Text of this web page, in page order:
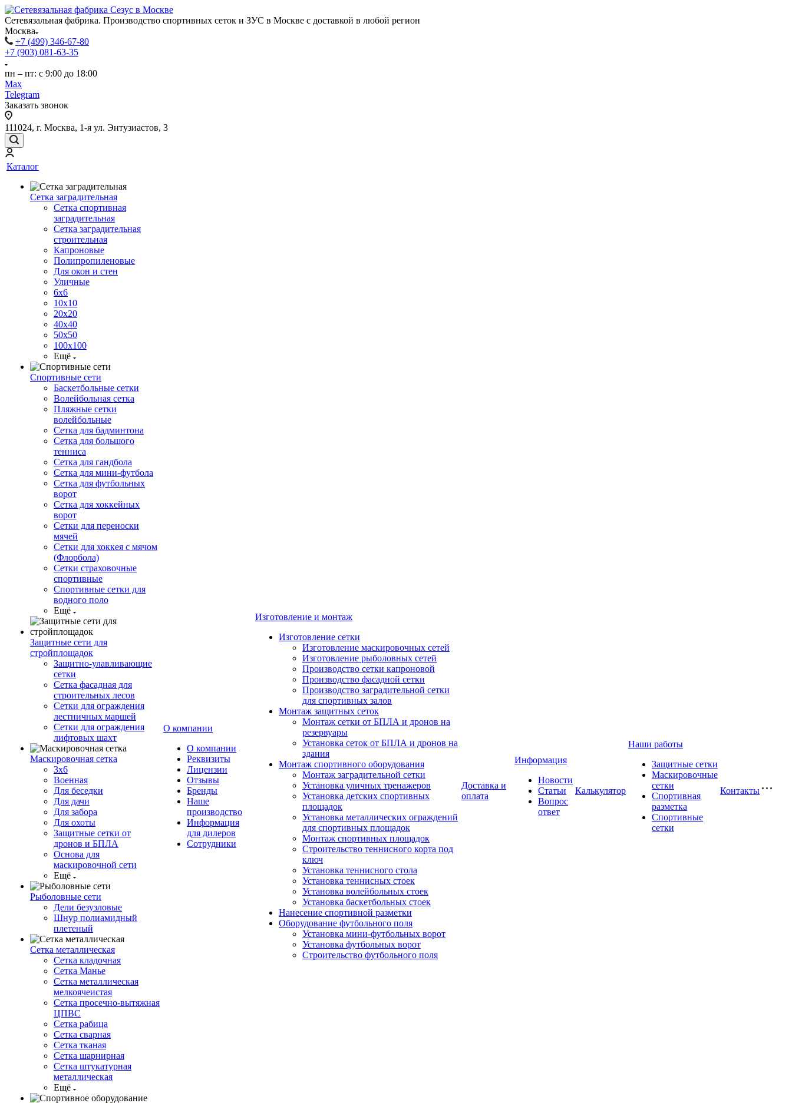
Сетевязальная фабрика. Производство спортивных сеток и ЗУС в Москве с доставкой в любой регион
Москва
+7 (499) 346-67-80
+7 (903) 081-63-35
пн – пт: с 9:00 до 18:00
Max
Telegram
Заказать звонок
111024, г. Москва, 1-я ул. Энтузиастов, 3
Каталог
Сетка заградительная
Сетка спортивная
заградительная
Сетка заградительная
строительная
Капроновые
Полипропиленовые
Для окон и стен
Уличные
6х6
10х10
20х20
40х40
50х50
100х100
Ещё
Спортивные сети
Баскетбольные сетки
Волейбольная сетка
Пляжные сетки
волейбольные
Сетка для бадминтона
Сетка для большого
тенниса
Сетка для гандбола
Сетка для мини-футбола
Сетка для футбольных
ворот
Сетка для хоккейных
ворот
Сетки для переноски
мячей
Сетки для хоккея с мячом
(Флорбола)
Сетки страховочные
спортивные
Спортивные сетки для
водного поло
Ещё
Защитные сети для
стройплощадок
Защитно-улавливающие
сетки
Сетка фасадная для
строительных лесов
Сетки для ограждения
лестничных маршей
Сетки для ограждения
лифтовых шахт
Маскировочная сетка
3х6
Военная
Для беседки
Для дачи
Для забора
Для охоты
Защитные сетки от
дронов и БПЛА
Основа для
маскировочной сети
Ещё
Рыболовные сети
Дели безузловые
Шнур полиамидный
плетеный
Сетка металлическая
Сетка кладочная
Сетка Манье
Сетка металлическая
мелкоячеистая
Сетка просечно-вытяжная
ЦПВС
Сетка рабица
Сетка сварная
Сетка тканая
Сетка шарнирная
Сетка штукатурная
металлическая
Ещё
О компании
О компании
Реквизиты
Лицензии
Отзывы
Бренды
Наше
производство
Информация
для дилеров
Сотрудники
Изготовление и монтаж
Изготовление сетки
Изготовление маскировочных сетей
Изготовление рыболовных сетей
Производство сетки капроновой
Производство фасадной сетки
Производство заградительной сетки
для спортивных залов
Монтаж защитных сеток
Монтаж сетки от БПЛА и дронов на
резервуары
Установка сеток от БПЛА и дронов на
здания
Монтаж спортивного оборудования
Монтаж заградительной сетки
Установка уличных тренажеров
Установка детских спортивных
площадок
Установка металлических ограждений
для спортивных площадок
Монтаж спортивных площадок
Строительство теннисного корта под
ключ
Установка теннисного стола
Установка теннисных стоек
Установка волейбольных стоек
Установка баскетбольных стоек
Нанесение спортивной разметки
Оборудование футбольного поля
Установка мини-футбольных ворот
Установка футбольных ворот
Строительство футбольного поля
Доставка и
оплата
Информация
Новости
Статьи
Вопрос
ответ
Калькулятор
Наши работы
Защитные сетки
Маскировочные
сетки
Спортивная
разметка
Спортивные
сетки
Контакты